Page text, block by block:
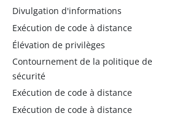
Divulgation d'informations
Exécution de code à distance
Élévation de privilèges
Contournement de la politique de
sécurité
Exécution de code à distance
Exécution de code à distance